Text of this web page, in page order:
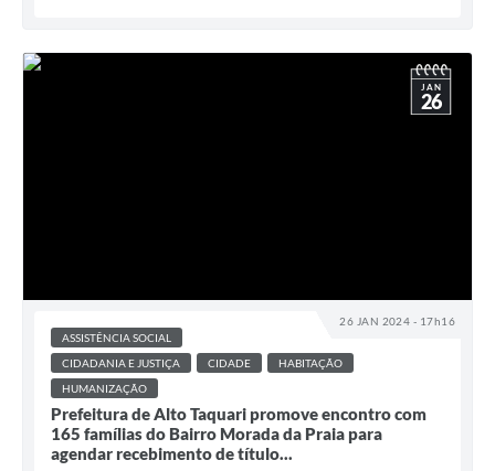
26 JAN 2024 - 17h16
JAN
26
ASSISTÊNCIA SOCIAL
CIDADANIA E JUSTIÇA
CIDADE
HABITAÇÃO
HUMANIZAÇÃO
Prefeitura de Alto Taquari promove encontro com
165 famílias do Bairro Morada da Praia para
agendar recebimento de título...